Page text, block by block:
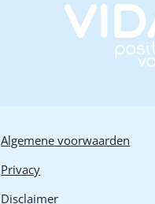
Algemene voorwaarden
Privacy
Disclaimer